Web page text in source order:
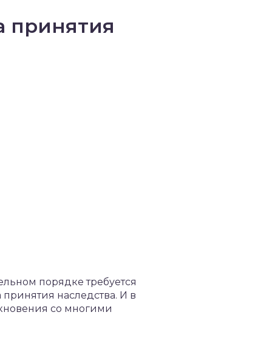
принятия
порядке требуется
принятия наследства. И в
со многими